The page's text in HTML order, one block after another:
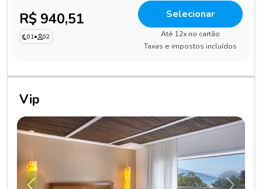
R$ 940,51
01• 02
Selecionar
Até 12x no cartão
Taxas e impostos incluídos
Vip